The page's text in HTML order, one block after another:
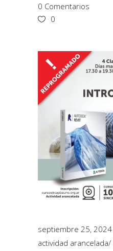
0 Comentarios
0
septiembre 25, 2024
actividad arancelada/